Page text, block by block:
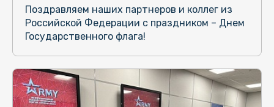
Поздравляем наших партнеров и коллег из
Российской Федерации с праздником – Днем
Государственного флага!